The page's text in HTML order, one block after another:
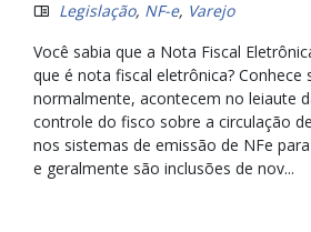
Legislação, NF-e, Varejo
Você sabia que a Nota Fiscal
que é nota fiscal eletrônica?
normalmente, acontecem no leiaute
controle do fisco sobre a circulação
nos sistemas de emissão de NFe
e geralmente são inclusões de nov...